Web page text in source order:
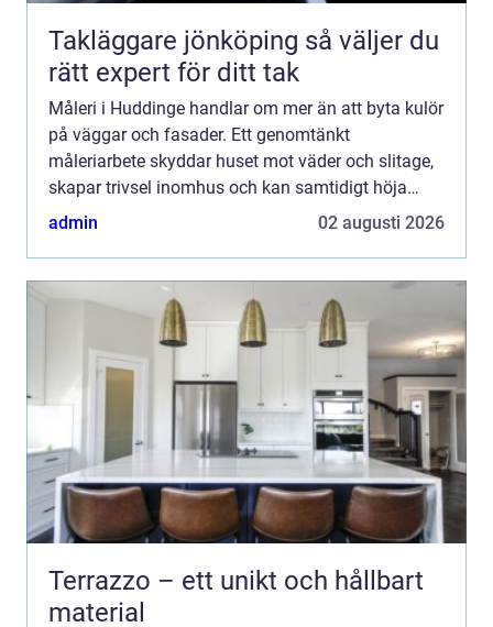
Takläggare jönköping så väljer du
rätt expert för ditt tak
Måleri i Huddinge handlar om mer än att byta kulör
på väggar och fasader. Ett genomtänkt
måleriarbete skyddar huset mot väder och slitage,
skapar trivsel inomhus och kan samtidigt höja
värdet på bostaden. För den som planerar en
admin 02 augusti 2026
Terrazzo – ett unikt och hållbart
material